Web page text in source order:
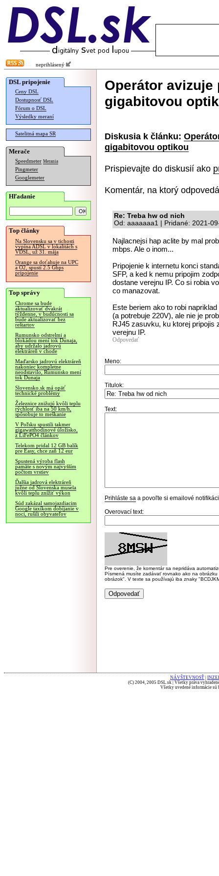
neprihlásený
DSL pripojenie
Ceny DSL
Dostupnosť DSL
Fórum o DSL
Výsledky meraní
Satelitná mapa SR
Merače
Speedmeter Merania
Pingmeter
Googlemeter
Hľadanie
Top články
Na Slovensku sa v tichosti
vypína ADSL v lokalitách s
VDSL, už 31. mája
Orange sa doťahuje na UPC
a O2, spustí 2.5 Gbps
pripojenie
Top správy
Chrome sa bude
aktualizovať dvakrát
týždenne, v budúcnosti sa
bude aktualizovať bez
reštartov
Rumunsko odstrelmi a
blokádou mení tok Dunaja,
aby udržalo jadrovú
elektráreň v chode
Maďarsko jadrovú elektráreň
nakoniec kompletne
neodstavilo, Rumunsko mení
tok Dunaja
Slovensko.sk má opäť
technické problémy
Železnice znižujú kvôli teplu
rýchlosť iba na 50 km/h,
spôsobuje to meškanie
V Poľsku spustili takmer
gigawatthodinové úložisko,
z LiFePO4 článkov
Telekom pridal 12 GB balík
pre Easy, chce zaň 12 eur
Spustená výroba flash
pamäte s novým najvyšším
počtom vrstiev
Ďalšia jadrová elektráreň
južne od Slovenska musela
kvôli teplu znížiť výkon
Súd zakázal samojazdiacim
Google taxíkom dobíjanie v
noci, rušili obyvateľov
Operátor
gigabitovou
Diskusia k článku:
gigabitovou optikou
Prispievajte do diskusií ako
Komentár, na ktorý
Re: Treba hw od nich
Od: aaaaaaa1 | Pridané: 2021-
Najlacnejsi hap aclite by mal
mbps. Ale o inom...
Pripojenie k internetu konci
SFP, a ked k nemu pripojim
dostane verejnu IP. Co si robia
co manazovat.
Este beriem ako to robi
(a potrebuje 220V), ale nie je
RJ45 zasuvku, ku ktorej pripojis
verejnu IP.
Odpovedať
Meno:
Titulok:
Text:
Prihláste sa a povoľte si emailové
Overovací text:
Pre overenie, že komentár sa nepridáva
Písmená musíte zadávať rovnako ako na
obrázok". V texte sa používajú iba znaky
NÁVŠTEVNOSŤ
(C) 2004, 2005 DSL.sk | Všetky práva
Všetky uvedené informácie sú